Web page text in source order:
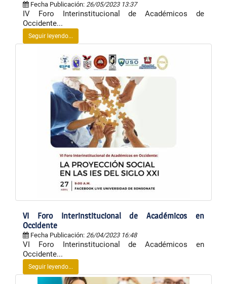
Fecha Publicación: 26/05/2023 13:37
IV Foro Interinstitucional de Académicos de
Occidente...
Seguir leyendo...
VI Foro Interinstitucional de Académicos en
Occidente
Fecha Publicación: 26/04/2023 16:48
VI Foro Interinstitucional de Académicos en
Occidente...
Seguir leyendo...